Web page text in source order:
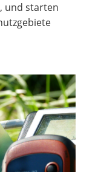
und starten